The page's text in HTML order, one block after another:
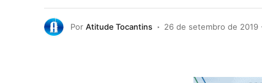
Por Atitude Tocantins 26 de setembro de 2019